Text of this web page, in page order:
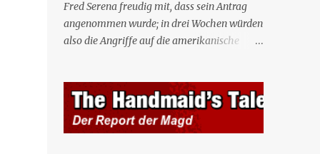
Fred Serena freudig mit, dass sein Antrag
angenommen wurde; in drei Wochen würden
also die Angriffe auf die amerikanische
konservative Intellektuelle, an den
Sitzungen des Rates teilnehmen kann, aber
die anderen zukünftigen Kommandanten